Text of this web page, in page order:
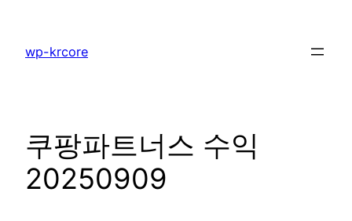
wp-krcore
쿠팡파트너스 수익
20250909